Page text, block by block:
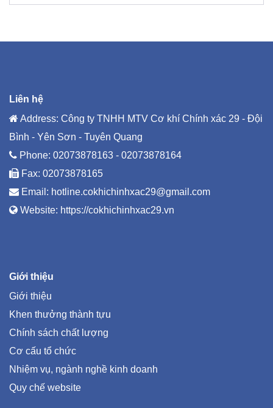
Liên hệ
Address: Công ty TNHH MTV Cơ khí Chính xác 29 - Đội
Bình - Yên Sơn - Tuyên Quang
Phone: 02073878163 - 02073878164
Fax: 02073878165
Email: hotline.cokhichinhxac29@gmail.com
Website: https://cokhichinhxac29.vn
Giới thiệu
Giới thiệu
Khen thưởng thành tựu
Chính sách chất lượng
Cơ cấu tổ chức
Nhiệm vụ, ngành nghề kinh doanh
Quy chế website